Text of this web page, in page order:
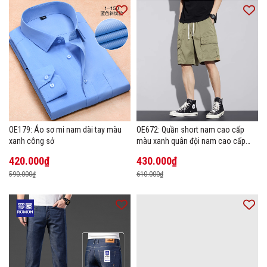
OE179: Áo sơ mi nam dài tay màu
xanh công sở
420.000₫
590.000₫
OE672: Quần short nam cao cấp
màu xanh quân đội nam cao cấp
430.000₫
610.000₫